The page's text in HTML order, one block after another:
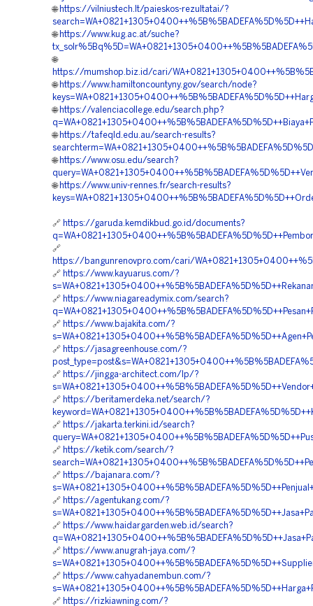
🌐 https://vilniustech.lt/paieskos-rezultatai/?
🌐 https://www.kug.ac.at/suche?
🌐
https://mumshop.biz.id/cari/
🌐 https://www.hamiltoncountyny.gov/search/node?
🌐 https://valenciacollege.edu/search.php?
🌐 https://tafeqld.edu.au/search-results?
🌐 https://www.osu.edu/search?
🌐 https://www.univ-rennes.fr/search-results?
🔗 https://garuda.kemdikbud.go.id/documents?
🔗
https://bangunrenovpro.com/cari/
🔗 https://www.kayuarus.com/?
🔗 https://www.niagareadymix.com/search?
🔗 https://www.bajakita.com/?
🔗 https://jasagreenhouse.com/?
🔗 https://jingga-architect.com/lp/?
🔗 https://beritamerdeka.net/search/?
🔗 https://jakarta.terkini.id/search?
🔗 https://ketik.com/search/?
🔗 https://bajanara.com/?
🔗 https://agentukang.com/?
🔗 https://www.haidargarden.web.id/search?
🔗 https://www.anugrah-jaya.com/?
🔗 https://www.cahyadanembun.com/?
🔗 https://rizkiawning.com/?